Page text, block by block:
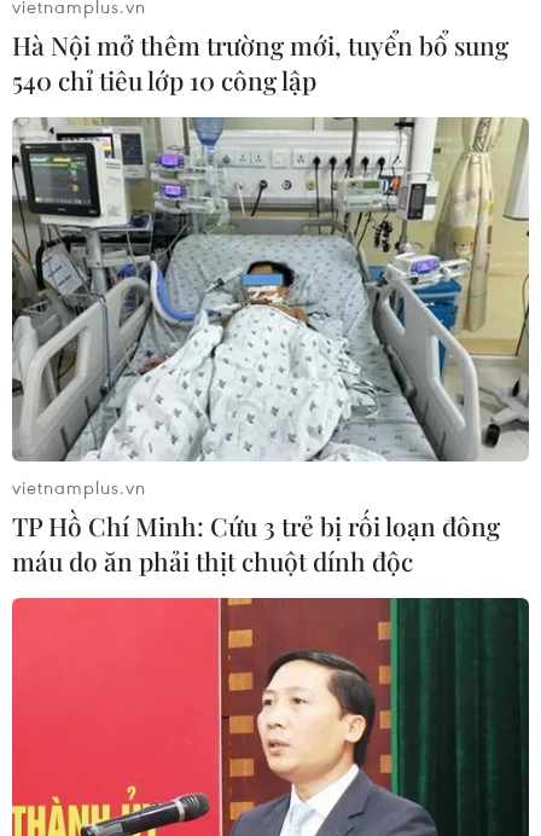
bao cứu thương từ Ấn Độ qua
Uzbekistan tới Moskva.
May mắn là xe không có người bên trong. Vụ
việc cũng khiến sân bay Spa phải đóng cửa, dự
kiến đến hết sáng 29/1.
Các nhóm bảo vệ môi trường cũng đã được huy
động tới hiện trường để kịp thời xử lý, tránh để
sự cố dẫn tới hậu quả ô nhiễm nguồn nước sạch
nổi tiếng của địa phương./.
(TTXVN/Vietnam+)
vietnamplus.vn
Hà Nội mở thêm trường mới, tuyển bổ sung
540 chỉ tiêu lớp 10 công lập
vietnamplus.vn
TP Hồ Chí Minh: Cứu 3 trẻ bị rối loạn đông
máu do ăn phải thịt chuột dính độc